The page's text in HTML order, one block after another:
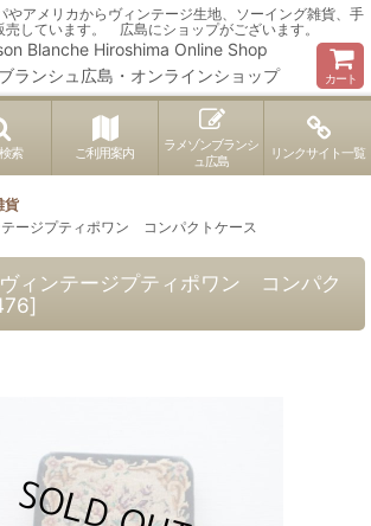
やアメリカからヴィンテージ生地、ソーイング雑貨、手
売しています。 広島にショップがございます。
Blanche Hiroshima Online Shop
ランシュ広島・オンラインショップ
カート
索 ご利用案内
ラメゾンブランシ
ュ広島
リンクサイト一覧
貨
ージプティポワン コンパクトケース
ィンテージプティポワン コンパク
]